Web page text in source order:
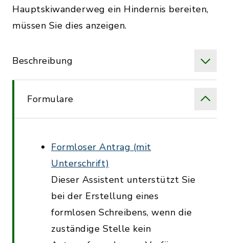
Hauptskiwanderweg ein Hindernis bereiten,
müssen Sie dies anzeigen.
Beschreibung
Formulare
Formloser Antrag (mit
Unterschrift)
Dieser Assistent unterstützt Sie
bei der Erstellung eines
formlosen Schreibens, wenn die
zuständige Stelle kein